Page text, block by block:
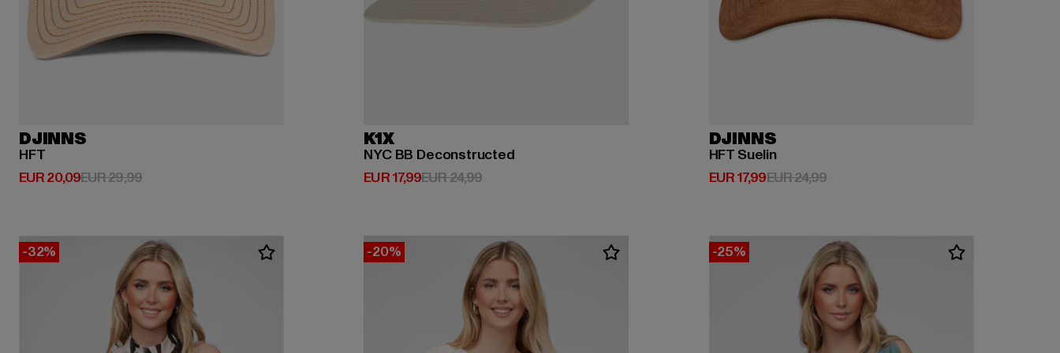
DJINNS
HFT
EUR 20,09
Derzeitiger Preis: EUR 20,09
EUR 29,99Aktionspreis: EUR 29,99
K1X
NYC BB Deconstructed
EUR 17,99
Derzeitiger Preis: EUR 17,99
EUR 24,99Aktionspreis: EUR 24,99
DJINNS
HFT Suelin
EUR 17,99
Derzeitiger Preis: EUR 17,99
EUR 24,99Aktionspreis: EUR 24,99
-32% -20% -25%